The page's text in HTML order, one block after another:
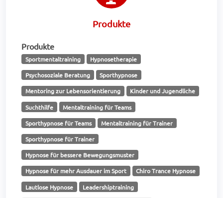
Produkte
Produkte
Sportmentaltraining Hypnosetherapie
Psychosoziale Beratung Sporthypnose
Mentoring zur Lebensorientierung Kinder und Jugendliche
Suchthilfe Mentaltraining für Teams
Sporthypnose für Teams Mentaltraining für Trainer
Sporthypnose für Trainer
Hypnose für bessere Bewegungsmuster
Hypnose für mehr Ausdauer im Sport Chiro Trance Hypnose
Lautlose Hypnose Leadershiptraining